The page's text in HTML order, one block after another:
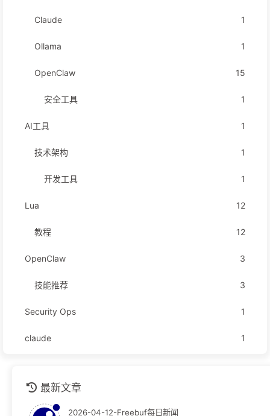
Claude 1
Ollama 1
OpenClaw 15
安全工具 1
AI工具 1
技术架构 1
开发工具 1
Lua 12
教程 12
OpenClaw 3
技能推荐 3
Security Ops 1
claude 1
安全运营
最新文章
2026-04-12-Freebuf每日新闻